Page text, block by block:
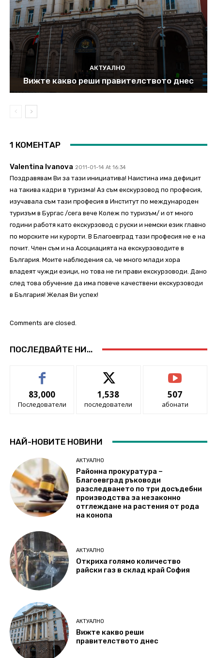
АКТУАЛНО
Вижте какво реши правителството днес
1 КОМЕНТАР
Valentina Ivanova 2011-01-14 At 16:34
Поздравявам Ви за тази инициатива! Наистина има дефицит
на такива кадри в туризма! Аз съм екскурзовод по професия,
изучавала съм тази професия в Институт по международен
туризъм в Бургас /сега вече Колеж по туризъм/ и от много
години работя като екскурзовод с руски и немски език главно
по морските ни курорти. В Благоевград тази професия не е на
почит. Член съм и на Асоциацията на екскурзоводите в
България. Моите наблюдения са, че много млади хора
владеят чужди езици, но това не ги прави екскурзоводи. Дано
след това обучение да има повече качествени екскурзоводи
в България! Желая Ви успех!
Comments are closed.
ПОСЛЕДВАЙТЕ НИ...
83,000
Последователи
1,538
последователи
507
абонати
НАЙ-НОВИТЕ НОВИНИ
АКТУАЛНО
Районна прокуратура –
Благоевград ръководи
разследването по три досъдебни
производства за незаконно
отглеждане на растения от рода
на конопа
АКТУАЛНО
Откриха голямо количество
райски газ в склад край София
АКТУАЛНО
Вижте какво реши
правителството днес